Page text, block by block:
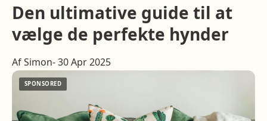
Den ultimative guide til at
vælge de perfekte hynder
Af Simon- 30 Apr 2025